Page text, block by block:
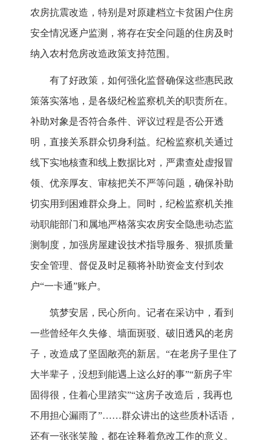
农房抗震改造，特别是对原建档立卡贫困户住房
安全情况逐户监测，将存在安全问题的住房及时
纳入农村危房改造政策支持范围。
有了好政策，如何强化监督确保这些惠民政
策落实落地，是各级纪检监察机关的职责所在。
补助对象是否符合条件、评议过程是否公开透
明，直接关系群众切身利益。纪检监察机关通过
线下实地核查和线上数据比对，严肃查处虚报冒
领、优亲厚友、审核把关不严等问题，确保补助
切实用到困难群众身上。同时，纪检监察机关推
动职能部门和属地严格落实农房安全隐患动态监
测制度，加强房屋建设技术指导服务、狠抓质量
安全管理、督促及时足额将补助资金支付到农
户“一卡通”账户。
筑梦安居，民心所向。记者在采访中，看到
一些曾经年久失修、墙面斑驳、破旧透风的老房
子，改造成了坚固敞亮的新居。“在老房子里住了
大半辈子，没想到能遇上这么好的事”“新房子牢
固得很，住着心里踏实”“这房子改造后，我再也
不用担心漏雨了”……群众讲出的这些质朴话语，
还有一张张笑脸，都在诠释着危改工作的意义。